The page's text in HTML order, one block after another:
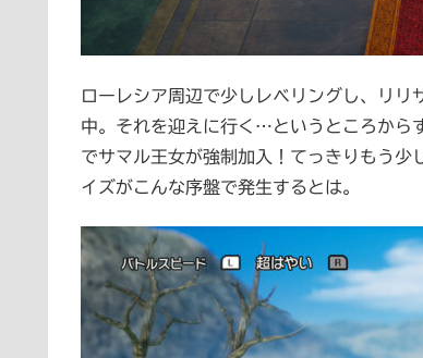
ローレシア周辺で少しレベリングし、リ
中。それを迎えに行く…というところから
でサマル王女が強制加入！てっきりもう
イズがこんな序盤で発生するとは。